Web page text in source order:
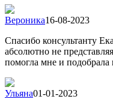
Вероника16-08-2023
Спасибо консультанту
абсолютно не
помогла мне и
Ульяна01-01-2023